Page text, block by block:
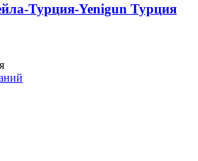
Турция-Yenigun Турция